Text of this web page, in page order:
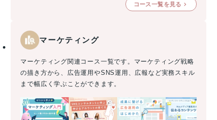
コース一覧を見る
マーケティング
マーケティング関連コース一覧です。マーケティング戦略
の描き方から、広告運用やSNS運用、広報など実務スキル
まで幅広く学ぶことができます。